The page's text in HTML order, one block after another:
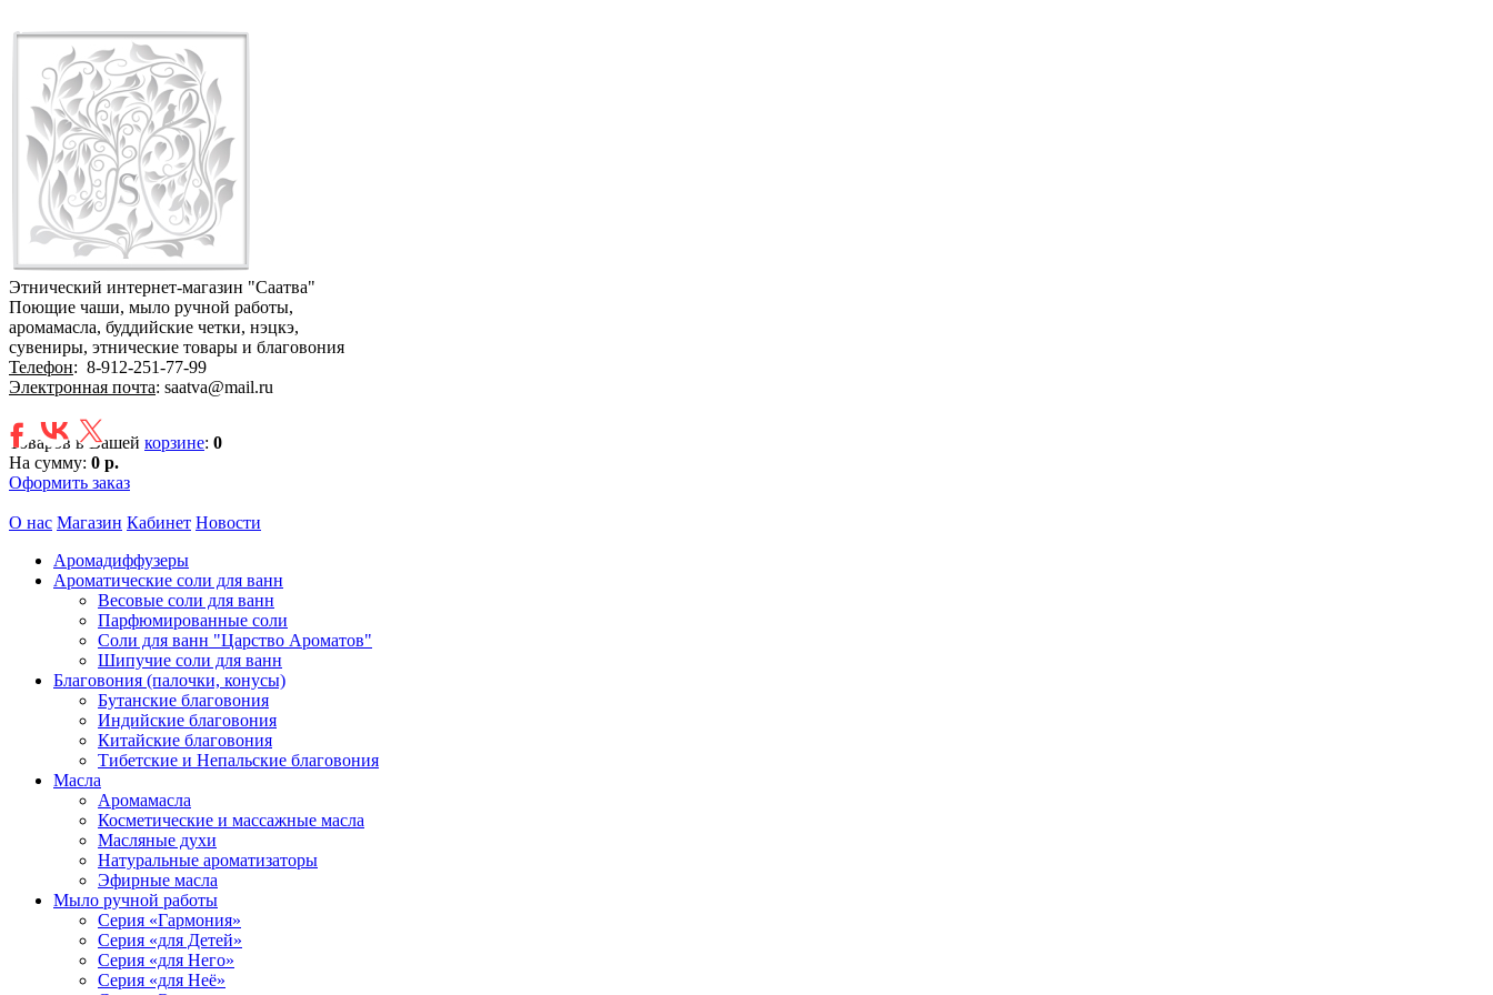
Этнический интернет-магазин "Саатва"
Поющие чаши, мыло ручной работы,
аромамасла, буддийские четки, нэцкэ,
сувениры, этнические товары и благовония
Телефон: 8-912-251-77-99
Электронная почта: saatva@mail.ru
Товаров в Вашей корзине: 0
На сумму: 0 р.
Оформить заказ
О нас Магазин Кабинет Новости
Аромадиффузеры
Ароматические соли для ванн
Весовые соли для ванн
Парфюмированные соли
Соли для ванн "Царство Ароматов"
Шипучие соли для ванн
Благовония (палочки, конусы)
Бутанские благовония
Индийские благовония
Китайские благовония
Тибетские и Непальские благовония
Масла
Аромамасла
Косметические и массажные масла
Масляные духи
Натуральные ароматизаторы
Эфирные масла
Мыло ручной работы
Серия «Гармония»
Серия «для Детей»
Серия «для Него»
Серия «для Неё»